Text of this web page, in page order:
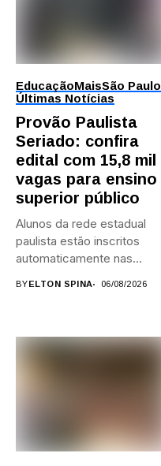
EducaçãoMaisSão Paulo
Últimas Notícias
Provão Paulista
Seriado: confira
edital com 15,8 mil
vagas para ensino
superior público
Alunos da rede estadual
paulista estão inscritos
automaticamente nas
BYELTON SPINA 06/08/2026